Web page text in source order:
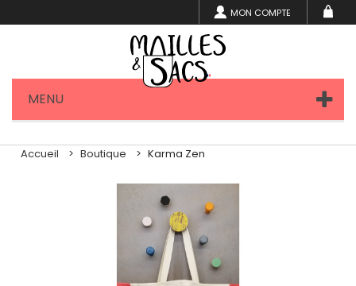
MON COMPTE
MENU
Accueil Boutique Karma Zen